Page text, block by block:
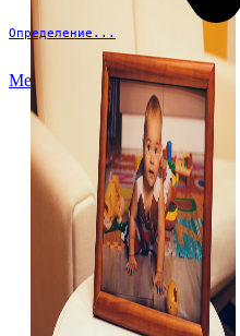
Определение...
Меню